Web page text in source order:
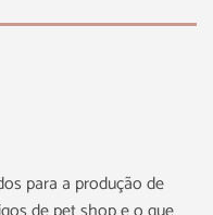
para a produção de